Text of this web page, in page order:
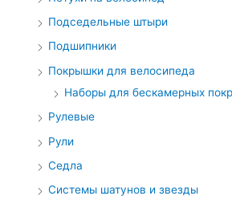
Подседельные штыри
Подшипники
Покрышки для велосипеда
Наборы для бескамерных
Рулевые
Рули
Седла
Системы шатунов и звезды